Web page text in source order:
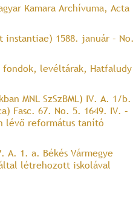
Kamara Archívuma, Acta
instantiae) 1588. január –
fondok, levéltárak, Hatfaludy
MNL SzSzBML) IV. A. 1/b.
Fasc. 67. No. 5. 1649. IV. –
lévő református tanító
A. 1. a. Békés Vármegye
létrehozott iskolával